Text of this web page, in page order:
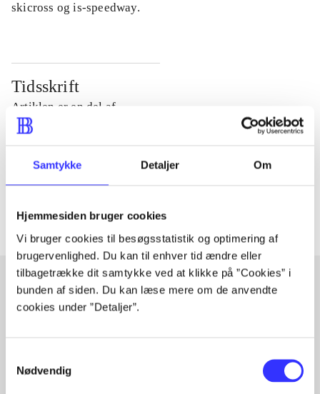
Samtykke Detaljer Om
Hjemmesiden bruger cookies
Vi bruger cookies til besøgsstatistik og optimering af
brugervenlighed. Du kan til enhver tid ændre eller
tilbagetrække dit samtykke ved at klikke på ”Cookies” i
bunden af siden. Du kan læse mere om de anvendte
cookies under ”Detaljer”.
Nødvendig
skicross og is-speedway.
Tidsskrift
Artiklen er en del af
Tidsskrift
Artiklerne i handler ofte om
Artikler med samme emner